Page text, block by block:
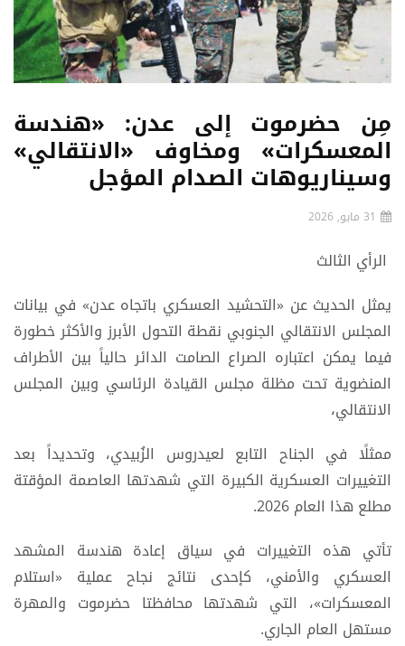
مِن حضرموت إلى عدن: «هندسة
المعسكرات» ومخاوف «الانتقالي»
وسيناريوهات الصدام المؤجل
31 مايو, 2026
الرأي الثالث
يمثل الحديث عن «التحشيد العسكري باتجاه عدن» في بيانات
المجلس الانتقالي الجنوبي نقطة التحول الأبرز والأكثر خطورة
فيما يمكن اعتباره الصراع الصامت الدائر حالياً بين الأطراف
المنضوية تحت مظلة مجلس القيادة الرئاسي وبين المجلس
الانتقالي،
ممثلًا في الجناح التابع لعيدروس الزُبيدي، وتحديداً بعد
التغييرات العسكرية الكبيرة التي شهدتها العاصمة المؤقتة
مطلع هذا العام 2026.
تأتي هذه التغييرات في سياق إعادة هندسة المشهد
العسكري والأمني، كإحدى نتائج نجاح عملية «استلام
المعسكرات»، التي شهدتها محافظتا حضرموت والمهرة
مستهل العام الجاري.